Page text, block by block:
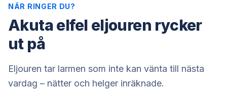
NÄR RINGER DU?
Akuta elfel eljouren rycker
ut på
Eljouren tar larmen som inte kan vänta till nästa
vardag – nätter och helger inräknade.